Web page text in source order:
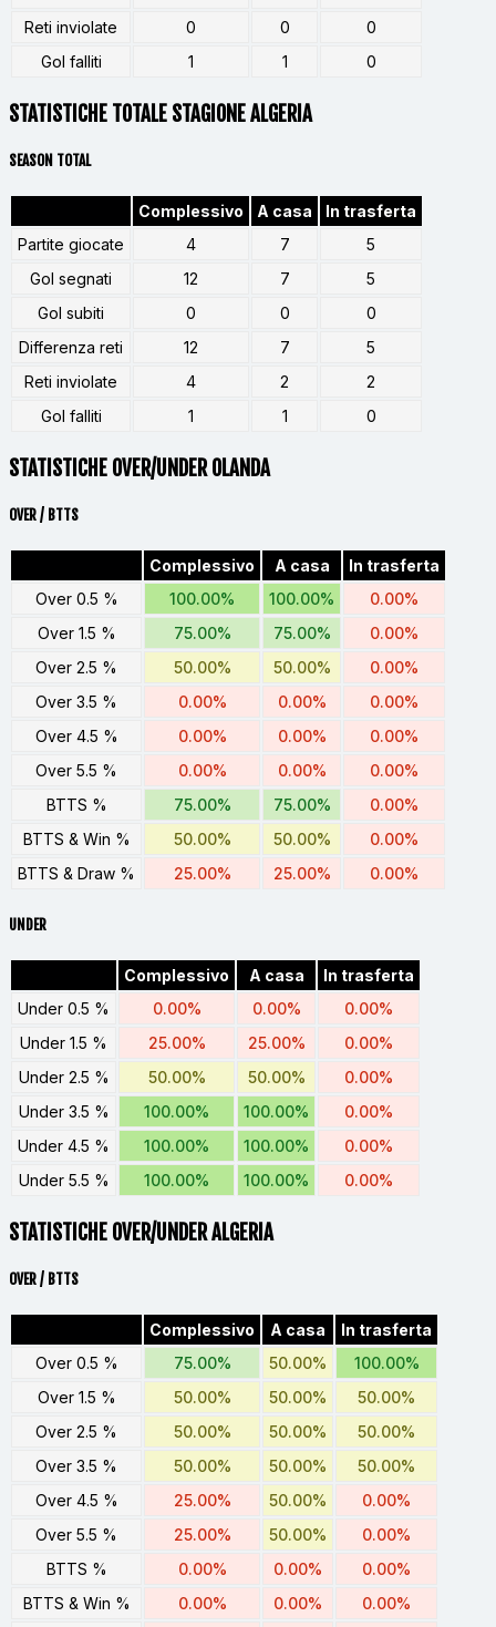
Reti inviolate
0 0
0
Gol falliti
1 1 0
STATISTICHE TOTALE STAGIONE ALGERIA
SEASON TOTAL
Complessivo A casa
In trasferta
Partite giocate
4 7
5
Gol segnati
12 7
5
Gol subiti
0 0
0
Differenza reti
12 7
5
Reti inviolate
4 2
2
Gol falliti
1 1 0
STATISTICHE OVER/UNDER OLANDA
OVER / BTTS
Complessivo A casa
In trasferta
Over 0.5 %
100.00% 100.00%
0.00%
Over 1.5 %
75.00% 75.00%
0.00%
Over 2.5 %
50.00% 50.00%
0.00%
Over 3.5 %
0.00% 0.00%
0.00%
Over 4.5 %
0.00% 0.00%
0.00%
Over 5.5 %
0.00% 0.00%
0.00%
BTTS %
75.00% 75.00%
0.00%
BTTS & Win %
50.00% 50.00%
0.00%
BTTS & Draw %
25.00% 25.00% 0.00%
UNDER
Complessivo A casa
In trasferta
Under 0.5 %
0.00% 0.00%
0.00%
Under 1.5 %
25.00% 25.00%
0.00%
Under 2.5 %
50.00% 50.00%
0.00%
Under 3.5 %
100.00% 100.00%
0.00%
Under 4.5 %
100.00% 100.00%
0.00%
Under 5.5 %
100.00% 100.00% 0.00%
STATISTICHE OVER/UNDER ALGERIA
OVER / BTTS
Complessivo A casa
In trasferta
Over 0.5 %
75.00% 50.00%
100.00%
Over 1.5 %
50.00% 50.00%
50.00%
Over 2.5 %
50.00% 50.00%
50.00%
Over 3.5 %
50.00% 50.00%
50.00%
Over 4.5 %
25.00% 50.00%
0.00%
Over 5.5 %
25.00% 50.00%
0.00%
BTTS %
0.00% 0.00%
0.00%
BTTS & Win %
0.00% 0.00%
0.00%